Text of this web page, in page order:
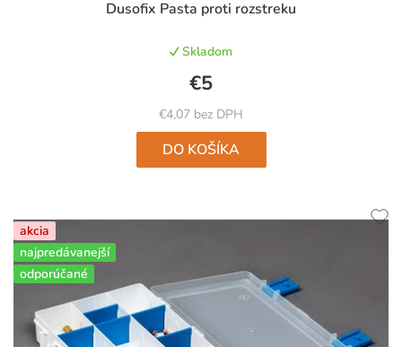
Dusofix Pasta proti rozstreku
hodnotenie
je
5,0
z
5
hviezdičiek.
Skladom
€4,07 bez DPH
€5
DO KOŠÍKA
akcia
najpredávanejší
odporúčané